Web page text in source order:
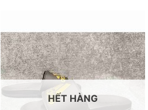
HẾT HÀNG